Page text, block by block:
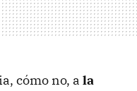
cómo no, a la